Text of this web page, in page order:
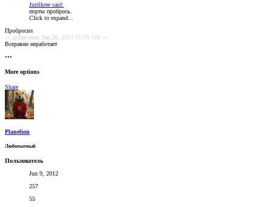
Juzilkree said:
порты пробрось.
Click to expand...
Пробросил
--- добавлено: Jan 28, 2013 11:59 AM ---
Всеравно неработает
•••
More options
Share
Planelion
Любопытный
Пользователь
Jun 9, 2012
257
55